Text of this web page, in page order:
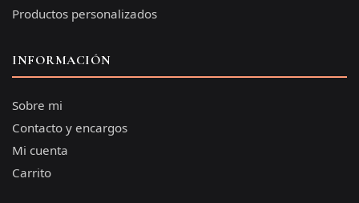
Productos personalizados
INFORMACIÓN
Sobre mi
Contacto y encargos
Mi cuenta
Carrito